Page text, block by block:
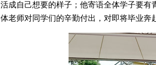
活成自己想要的样子；他寄语全体学子要
体老师对同学们的辛勤付出，对即将毕业奔